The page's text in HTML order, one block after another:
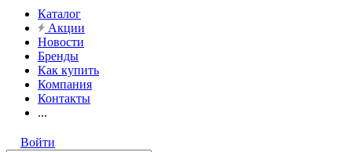
Каталог
Акции
Новости
Бренды
Как купить
Компания
Контакты
...
Войти